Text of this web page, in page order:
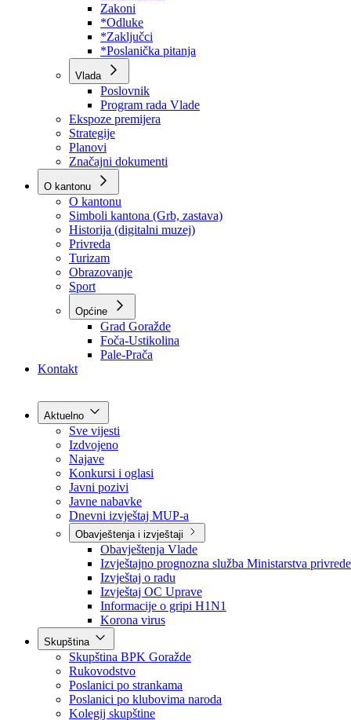
Poslovnik
Program rada Skupštine
Budžet 2026
Zakoni
*Odluke
*Zaključci
*Poslanička pitanja
Vlada
Poslovnik
Program rada Vlade
Ekspoze premijera
Strategije
Planovi
Značajni dokumenti
O kantonu
O kantonu
Simboli kantona (Grb, zastava)
Historija (digitalni muzej)
Privreda
Turizam
Obrazovanje
Sport
Općine
Kontakt
Aktuelno
Sve vijesti
Izdvojeno
Najave
Konkursi i oglasi
Javni pozivi
Javne nabavke
Dnevni izvještaj MUP-a
Obavještenja i izvještaji
Obavještenja Vlade
Izvještajno prognozna služba Ministarstva privrede
Izvještaj o radu
Izvještaj OC Uprave
Informacije o gripi H1N1
Korona virus
Skupština
Skupština BPK Goražde
Rukovodstvo